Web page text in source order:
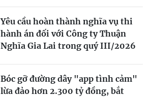
Yêu cầu hoàn thành nghĩa vụ thi
hành án đối với Công ty Thuận
Nghĩa Gia Lai trong quý III/2026
Bóc gỡ đường dây "app tình cảm"
lừa đảo hơn 2.300 tỷ đồng, bắt